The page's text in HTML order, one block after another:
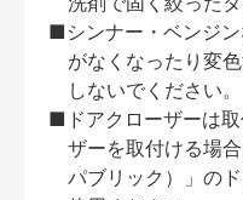
■シンナー・ベンジ
がなくなったり変
しないでください。
■ドアクローザーは
ザーを取付ける場
パブリック）」の